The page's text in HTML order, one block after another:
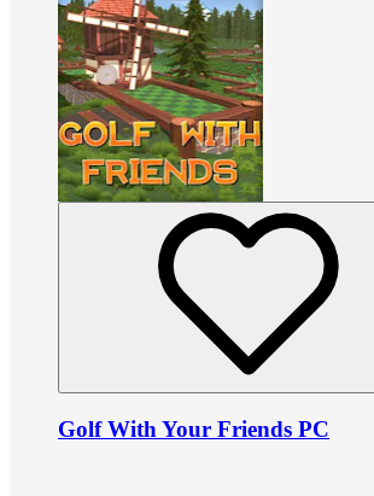
Golf With Your Friends PC